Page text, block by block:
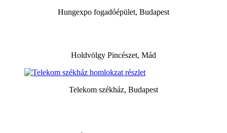
Hungexpo fogadóépület, Budapest
Holdvölgy Pincészet, Mád
Telekom székház, Budapest